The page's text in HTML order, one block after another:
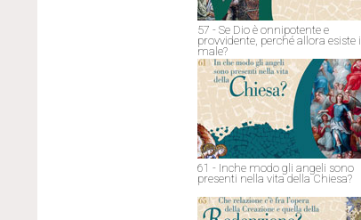
57 - Se Dio è onnipotente e
provvidente, perché allora esiste il
male?
61 - Inche modo gli angeli sono
presenti nella vita della Chiesa?